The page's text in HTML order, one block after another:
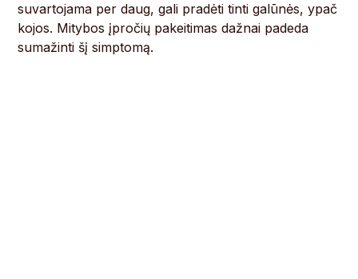
suvartojama per daug, gali pradėti tinti galūnės, ypač
kojos. Mitybos įpročių pakeitimas dažnai padeda
sumažinti šį simptomą.